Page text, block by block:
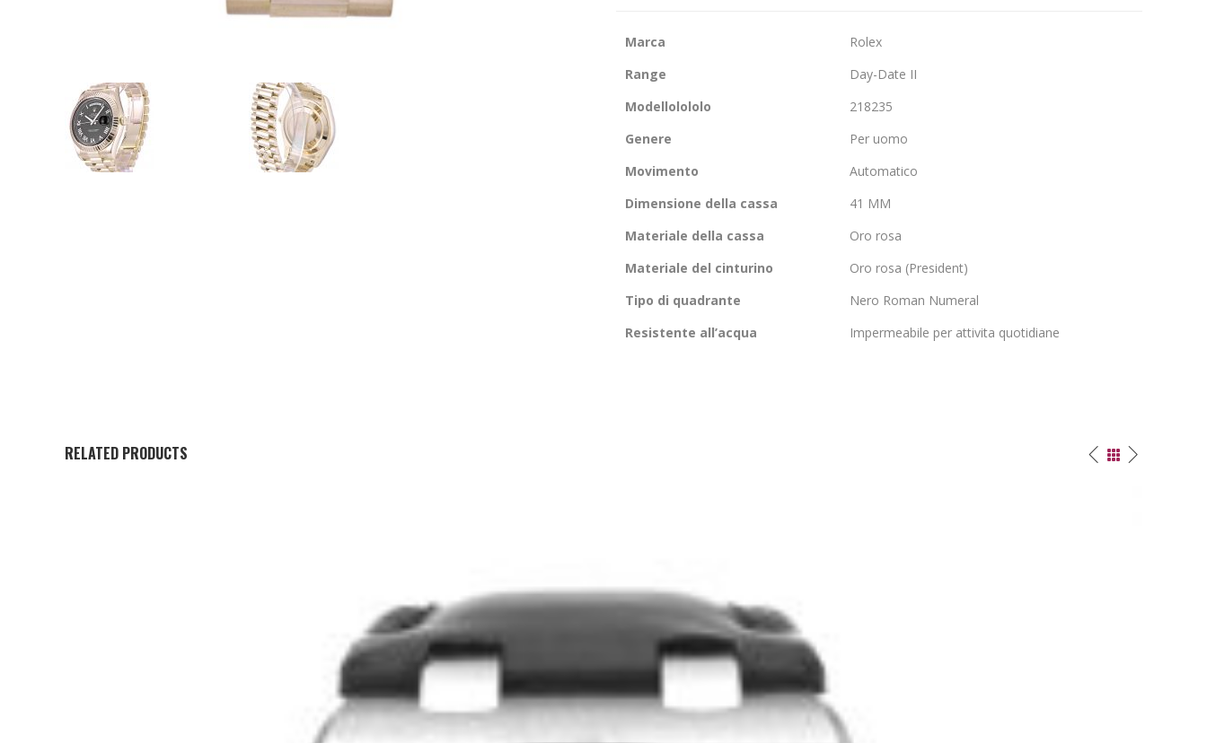
Marca
Rolex
Range
Day-Date II
Modellolololo
218235
Genere
Per uomo
Movimento
Automatico
Dimensione della cassa
41 MM
Materiale della cassa
Oro rosa
Materiale del cinturino
Oro rosa (President)
Tipo di quadrante
Nero Roman Numeral
Resistente all’acqua
Impermeabile per attivita quotidiane
RELATED PRODUCTS